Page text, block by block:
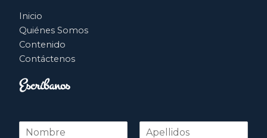
Inicio
Quiénes Somos
Contenido
Contáctenos
Escríbanos
N